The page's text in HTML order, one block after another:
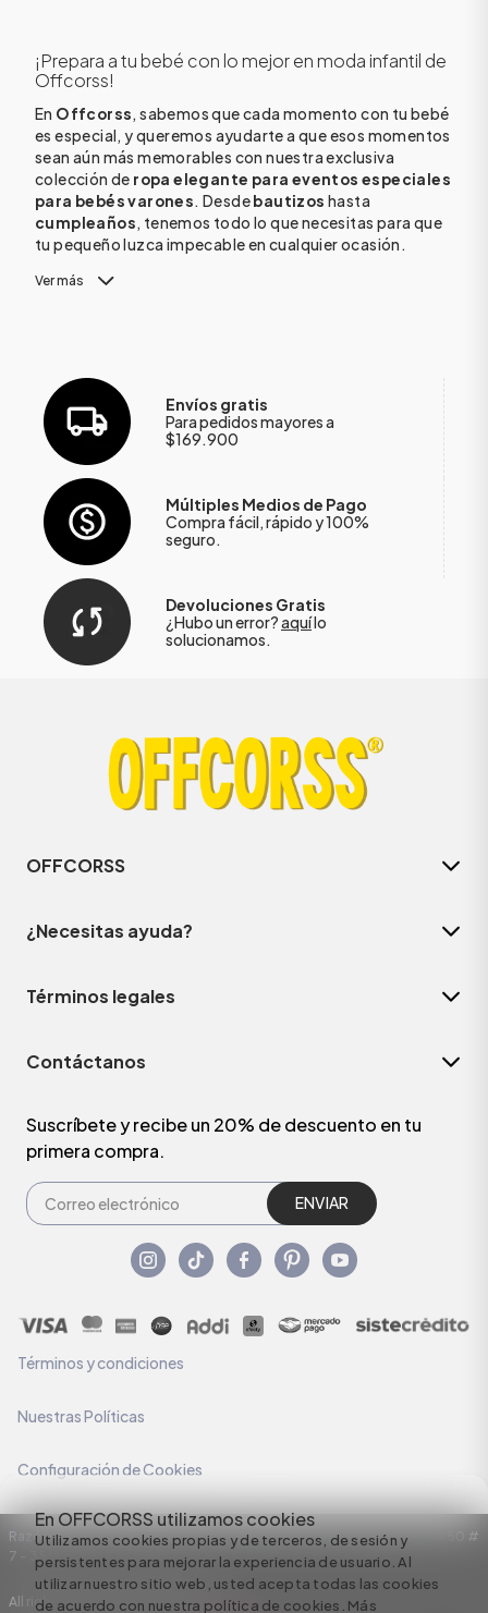
En OFFCORSS utilizamos cookies
Utilizamos cookies propias y de terceros, de sesión y
persistentes para mejorar la experiencia de usuario. Al
utilizar nuestro sitio web, usted acepta todas las cookies
de acuerdo con nuestra política de cookies. Más
¡Prepara a tu bebé con lo mejor en moda infantil de
Offcorss!
En Offcorss, sabemos que cada momento con tu bebé
es especial, y queremos ayudarte a que esos momentos
sean aún más memorables con nuestra exclusiva
colección de ropa elegante para eventos especiales
para bebés varones. Desdebautizos hasta
cumpleaños, tenemos todo lo que necesitas para que
tu pequeño luzca impecable en cualquier ocasión.
Ver más
Envíos gratis
Para pedidos mayores a
$169.900
Múltiples Medios de Pago
Compra fácil, rápido y 100%
seguro.
Devoluciones Gratis
¿Hubo un error?aquílo
solucionamos.
OFFCORSS
¿Necesitas ayuda?
Términos legales
Contáctanos
Suscríbete y recibe un 20% de descuento en tu
primera compra.
ENVIAR
Términos y condiciones
Nuestras Políticas
Configuración de Cookies
Razón Social: C.I HERMECO S.A. NIT: 890924167-6 Dirección: Carrera 50 #
7 – 35
All rights reserved empowered by